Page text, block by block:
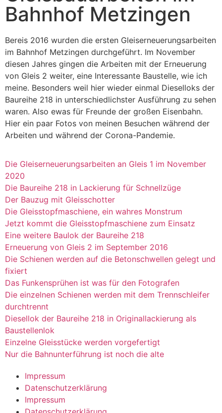
Bahnhof Metzingen
Bereis 2016 wurden die ersten Gleiserneuerungsarbeiten
im Bahnhof Metzingen durchgeführt. Im November
diesen Jahres gingen die Arbeiten mit der Erneuerung
von Gleis 2 weiter, eine Interessante Baustelle, wie ich
meine. Besonders weil hier wieder einmal Dieselloks der
Baureihe 218 in unterschiedlichster Ausführung zu sehen
waren. Also ewas für Freunde der großen Eisenbahn.
Hier ein paar Fotos von meinen Besuchen während der
Arbeiten und während der Corona-Pandemie.
Die Gleiserneuerungsarbeiten an Gleis 1 im November
2020
Die Baureihe 218 in Lackierung für Schnellzüge
Der Bauzug mit Gleisschotter
Die Gleisstopfmaschiene, ein wahres Monstrum
Jetzt kommt die Gleisstopfmaschiene zum Einsatz
Eine weitere Baulok der Baureihe 218
Erneuerung von Gleis 2 im September 2016
Die Schienen werden auf die Betonschwellen gelegt und
fixiert
Das Funkensprühen ist was für den Fotografen
Die einzelnen Schienen werden mit dem Trennschleifer
durchtrennt
Diesellok der Baureihe 218 in Originallackierung als
Baustellenlok
Einzelne Gleisstücke werden vorgefertigt
Nur die Bahnunterführung ist noch die alte
Impressum
Datenschutzerklärung
Impressum